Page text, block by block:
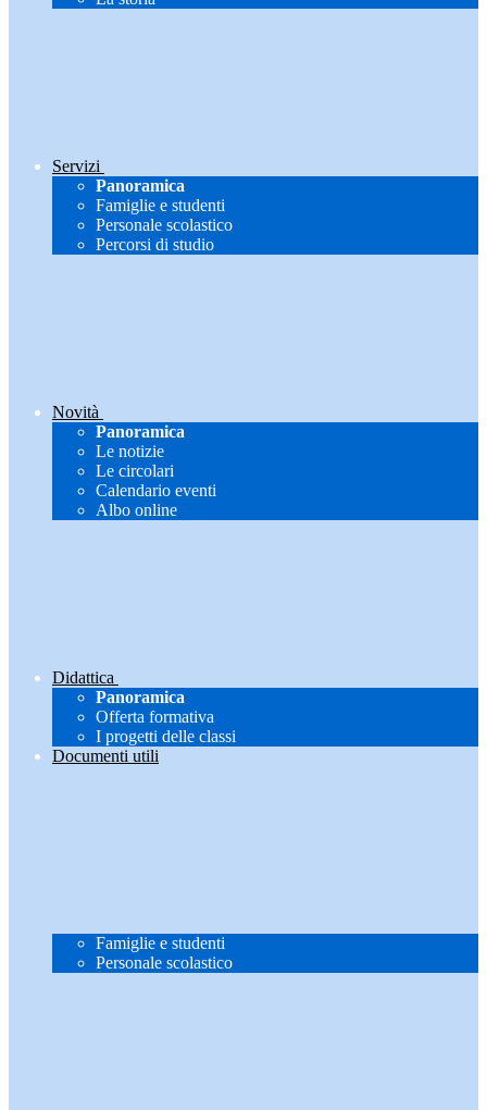
Servizi
Panoramica
Famiglie e studenti
Personale scolastico
Percorsi di studio
Novità
Panoramica
Le notizie
Le circolari
Calendario eventi
Albo online
Didattica
Panoramica
Offerta formativa
I progetti delle classi
Documenti utili
Famiglie e studenti
Personale scolastico